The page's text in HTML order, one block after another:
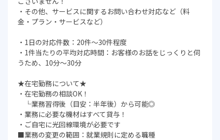
・その他、サービスに関するお問い合わせ対応など（料
金・プラン・サービスなど）
・1日の対応件数：20件～30件程度
・1件当たりの平均対応時間：お客様のお話をじっくりと伺
うため、10分～30分
★在宅勤務について★
・在宅勤務の相談OK！
└業務習得後（目安：半年後）から可能◎
・業務に必要な機材はすべて貸与！
・ご自宅に光回線環境が必要です
■業務の変更の範囲：就業規則に定める職種